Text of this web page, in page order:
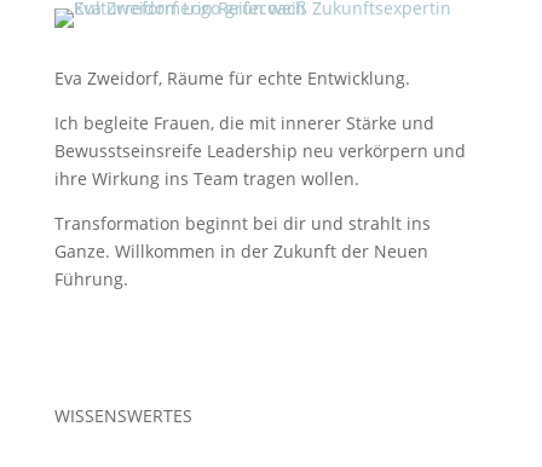
Eva Zweidorf, Räume für echte Entwicklung.
Ich begleite Frauen, die mit innerer Stärke und
Bewusstseinsreife Leadership neu verkörpern und
ihre Wirkung ins Team tragen wollen.
Transformation beginnt bei dir und strahlt ins
Ganze. Willkommen in der Zukunft der Neuen
Führung.
WISSENSWERTES